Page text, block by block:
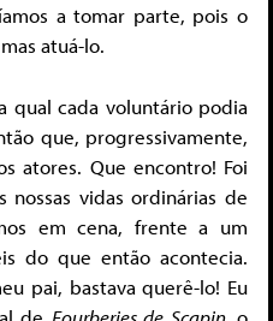
a tomar parte, pois o
atuá-lo.
qual cada voluntário podia
que, progressivamente,
atores. Que encontro! Foi
vidas ordinárias de
em cena, frente a um
do que então acontecia.
pai, bastava querê-lo! Eu